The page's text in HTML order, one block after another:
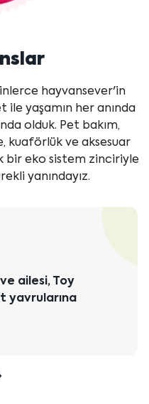
hayvansever'in
yaşamın her anında
olduk. Pet bakım,
kuaförlük ve aksesuar
bir eko sistem zinciriyle
yanındayız.
ve ailesi
yavrularına